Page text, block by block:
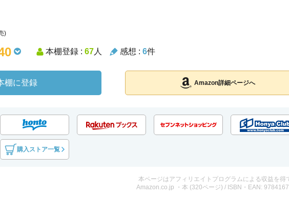
)
本棚登録 : 67人 感想 : 6件
棚に登録 Amazon詳細ページへ
購入ストア一覧
本ページはアフィリエイトプログラムによる収益を得
Amazon.co.jp ・本 (320ページ) / ISBN・EAN: